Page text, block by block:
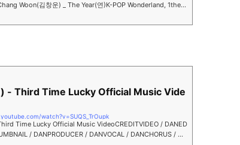
Woon(김창운) _ The Year(연)K-POP Wonderland, 1theK
) - Third Time Lucky Official Music Vide
watch?v=SUQS_TrOupk
Time Lucky Official Music VideoCREDITVIDEO / DANED
/ DANPRODUCER / DANVOCAL / DANCHORUS / DA